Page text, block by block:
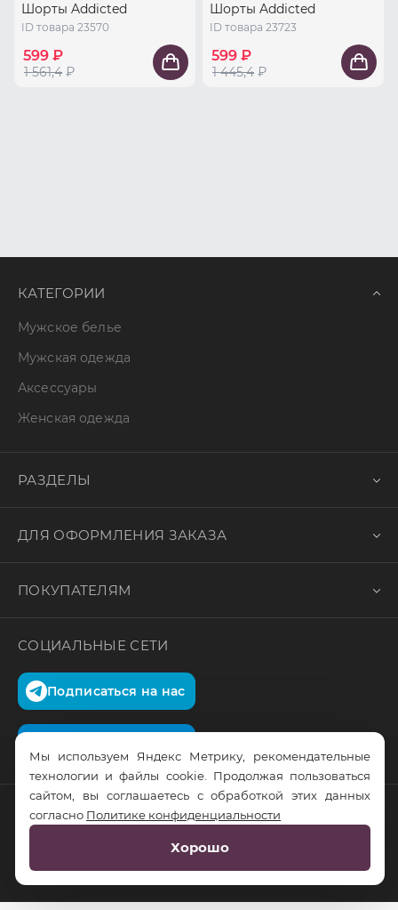
Шорты Addicted
ID товара 23570
599 ₽
1 561,4 ₽
Шорты Addicted
ID товара 23723
599 ₽
1 445,4 ₽
КАТЕГОРИИ
Мужское белье
Мужская одежда
Аксессуары
Женская одежда
РАЗДЕЛЫ
ДЛЯ ОФОРМЛЕНИЯ ЗАКАЗА
ПОКУПАТЕЛЯМ
СОЦИАЛЬНЫЕ СЕТИ
Подписаться на нас
© RusTrus. 2011-2026. Все права защищены
RS Digital
Мы используем Яндекс Метрику, рекомендательные
технологии и файлы cookie. Продолжая пользоваться
сайтом, вы соглашаетесь с обработкой этих данных
согласно Политике конфиденциальности
Хорошо